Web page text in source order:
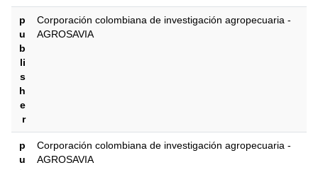
p
u
b
li
s
h
e
r
‎‎Corporación colombiana de investigación agropecuaria -
AGROSAVIA
p
u
‎‎Corporación colombiana de investigación agropecuaria -
AGROSAVIA